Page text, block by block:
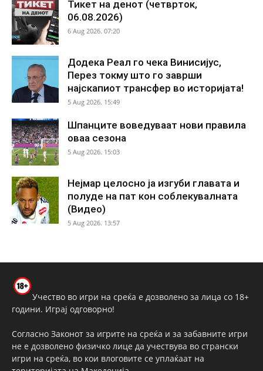
Тикет на денот (четврток,
06.08.2026)
6 Aug 2026. 07:20
Додека Реал го чека Винисијус,
Перез токму што го заврши
најскапиот трансфер во историјата!
5 Aug 2026. 15:49
Шпанците воведуваат нови правила
оваа сезона
5 Aug 2026. 15:03
Нејмар целосно ја изгуби главата и
полуде на пат кон соблекувалната
(Видео)
5 Aug 2026. 13:57
Учество во игри на среќа е дозволено за лица со 18+
години. Играј одговорно!
Согласно Законот за игрите на среќа и за забавните игри
не е дозволено физичко лице да учествува во странски
игри на среќа, во кои влоговите се уплаќаат на